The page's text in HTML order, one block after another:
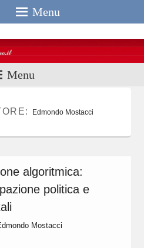
Menu
Menu
Edmondo Mostacci
algoritmica:
politica e
Mostacci